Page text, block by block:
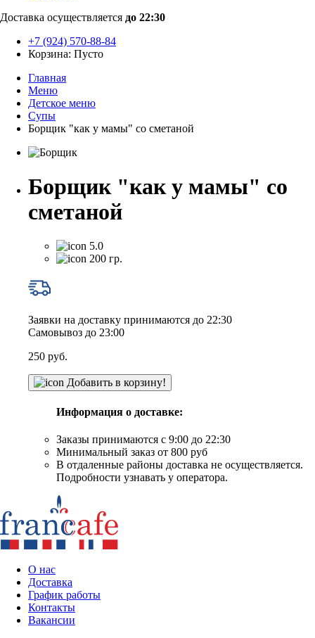
Доставка осуществляется до 22:30
+7 (924) 570-88-84
Корзина: Пусто
Главная
Меню
Детское меню
Супы
Борщик "как у мамы" со сметаной
Борщик "как у мамы" со
сметаной
5.0
200 гр.
Заявки на доставку принимаются до 22:30
Самовывоз до 23:00
250 руб.
Добавить в корзину!
Информация о доставке:
Заказы принимаются с 9:00 до 22:30
Минимальный заказ от 800 руб
В отдаленные районы доставка не осуществляется.
Подробности узнавать у оператора.
О нас
Доставка
График работы
Контакты
Вакансии